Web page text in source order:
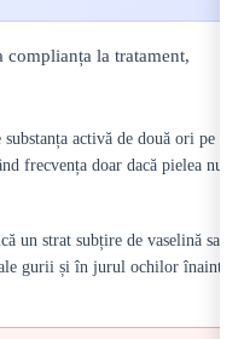
complianța la tratament,
activă de două ori pe
frecvența doar dacă pielea nu
un strat subțire de vaselină sau
gurii și în jurul ochilor înainte